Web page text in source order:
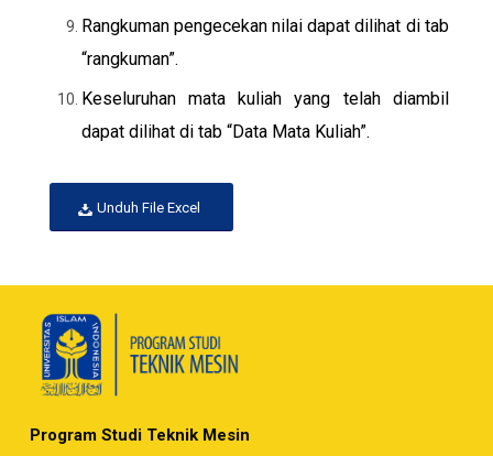
Rangkuman pengecekan nilai dapat dilihat di tab
“rangkuman”.
Keseluruhan mata kuliah yang telah diambil
dapat dilihat di tab “Data Mata Kuliah”.
Unduh File Excel
Program Studi Teknik Mesin